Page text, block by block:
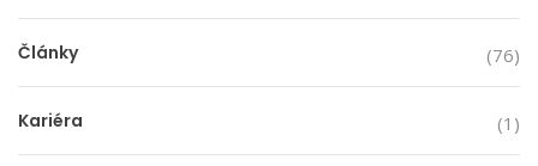
Články (76)
Kariéra (1)